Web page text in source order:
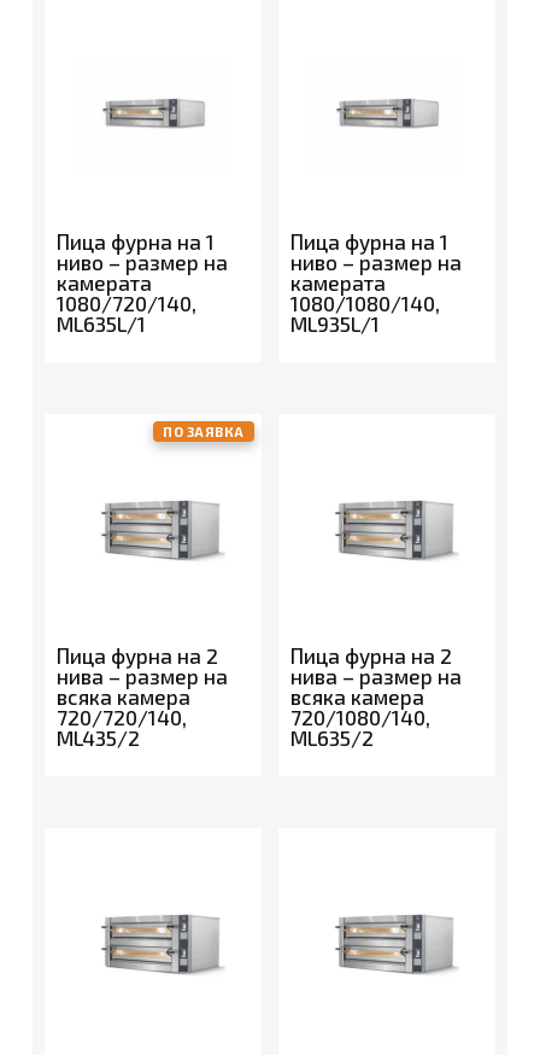
Пица фурна на 1
ниво – размер на
камерата
1080/720/140,
ML635L/1
Пица фурна на 1
ниво – размер на
камерата
1080/1080/140,
ML935L/1
ПО ЗАЯВКА
Пица фурна на 2
нива – размер на
всяка камера
720/720/140,
ML435/2
Пица фурна на 2
нива – размер на
всяка камера
720/1080/140,
ML635/2